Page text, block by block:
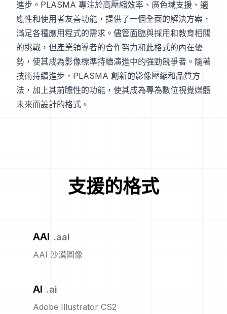
進步。PLASMA 專注於高壓縮效率、廣色域支援、適
應性和使用者友善功能，提供了一個全面的解決方案，
滿足各種應用程式的需求。儘管面臨與採用和教育相關
的挑戰，但產業領導者的合作努力和此格式的內在優
勢，使其成為影像標準持續演進中的強勁競爭者。隨著
技術持續進步，PLASMA 創新的影像壓縮和品質方
法，加上其前瞻性的功能，使其成為專為數位視覺媒體
未來而設計的格式。
支援的格式
AAI .aai
AAI 沙漠圖像
AI .ai
Adobe Illustrator CS2